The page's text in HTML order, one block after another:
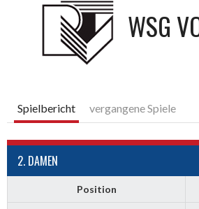
WSG
Spielbericht vergangene Spiele
2. DAMEN
Position